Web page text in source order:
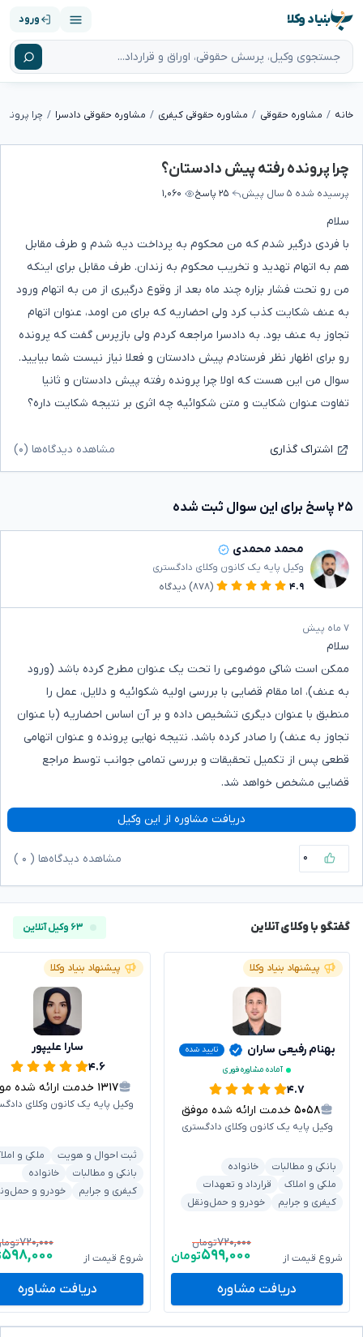
بنیاد وکلا ورود
خانه مشاوره حقوقی مشاوره حقوقی کیفری مشاوره حقوقی دادسرا چرا
چرا پرونده رفته پیش دادستان؟
پرسیده شده ۵ سال پیش ۲۵ پاسخ ۱,۰۶۰
سلام
با فردی درگیر شدم که من محکوم به پرداخت دیه شدم و طرف مقابل
هم به اتهام تهدید و تخریب محکوم به زندان. طرف مقابل برای اینکه
من رو تحت فشار بزاره چند ماه بعد از وقوع درگیری از من به اتهام ورود
به عنف شکایت کذب کرد ولی احضاریه که برای من اومد، عنوان اتهام
تجاوز به عنف بود. به دادسرا مراجعه کردم ولی بازپرس گفت که پرونده
رو برای اظهار نظر فرستادم پیش دادستان و فعلا نیاز نیست شما بیایید.
سوال من این هست که اولا چرا پرونده رفته پیش دادستان و ثانیا
تفاوت عنوان شکایت و متن شکوائیه چه اثری بر نتیجه شکایت داره؟
اشتراک گذاری مشاهده دیدگاه‌ها (۰)
۲۵ پاسخ برای این سوال ثبت شده
محمد محمدی
وکیل پایه یک کانون وکلای دادگستری
۴.۹
(۸۷۸) دیدگاه
۷ ماه پیش
سلام
ممکن است شاکی موضوعی را تحت یک عنوان مطرح کرده باشد (ورود
به عنف)، اما مقام قضایی با بررسی اولیه شکوائیه و دلایل، عمل را
منطبق با عنوان دیگری تشخیص داده و بر آن اساس احضاریه (با عنوان
تجاوز به عنف) را صادر کرده باشد. نتیجه نهایی پرونده و عنوان اتهامی
قطعی پس از تکمیل تحقیقات و بررسی تمامی جوانب توسط مراجع
قضایی مشخص خواهد شد.
دریافت مشاوره از این وکیل
۰ مشاهده دیدگاه‌ها ( ۰
گفتگو با وکلای آنلاین ۶۳ وکیل آنلاین
پیشنهاد بنیاد وکلا
بهنام رفیعی ساران
تایید شده
آماده مشاوره فوری
۴.۷
۵۰۵۸ خدمت ارائه شده موفق
وکیل پایه یک کانون وکلای دادگستری
بانکی و مطالبات
خانواده
ملکی و املاک
قرارداد و تعهدات
کیفری و جرایم
خودرو و حمل‌ونقل
شروع قیمت از
۷۲۰,۰۰۰تومان
۵۹۹,۰۰۰تومان
دریافت مشاوره
پیشنهاد بنیاد وکلا
سارا علیپور
۴.۶
۱۳۱۷ خدمت ارائه شده موفق
وکیل پایه یک کانون وکلای
ثبت احوال و هویت
ملکی و
بانکی و مطالبات
خانواده
کیفری و جرایم
خودرو و
شروع قیمت از
۷۲۰,۰۰۰
۵۹۸,۰۰۰
دریافت مشاوره